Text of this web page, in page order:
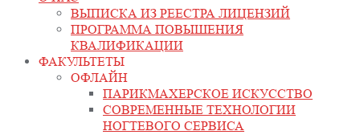
ВЫПИСКА ИЗ РЕЕСТРА ЛИЦЕНЗИЙ
ПРОГРАММА ПОВЫШЕНИЯ
КВАЛИФИКАЦИИ
ФАКУЛЬТЕТЫ
ОФЛАЙН
ПАРИКМАХЕРСКОЕ ИСКУССТВО
СОВРЕМЕННЫЕ ТЕХНОЛОГИИ
НОГТЕВОГО СЕРВИСА